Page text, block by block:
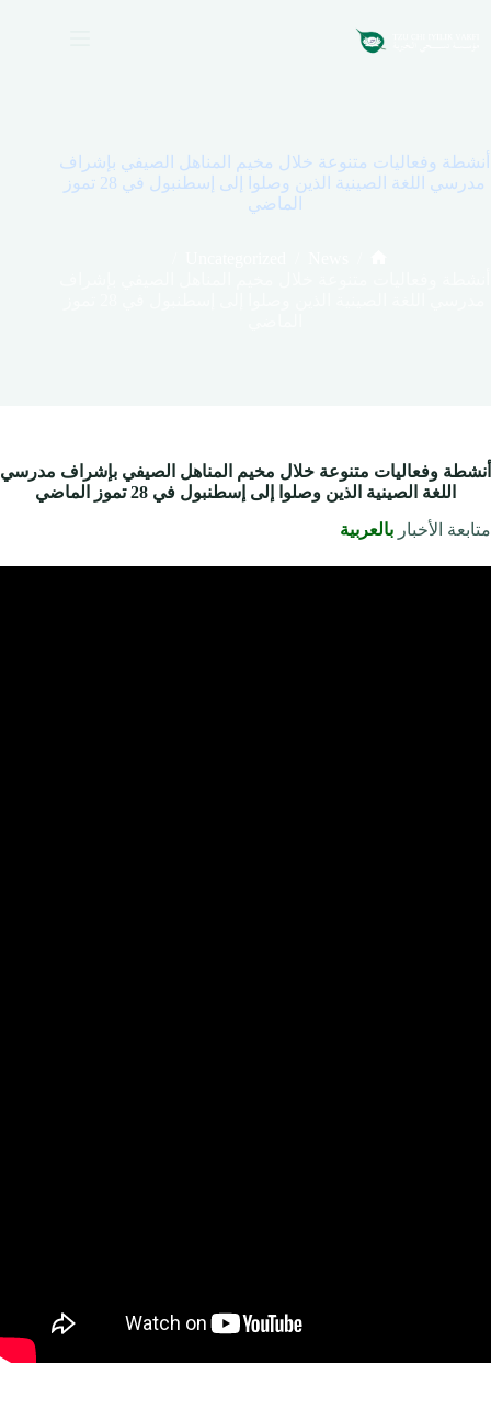
أنشطة وفعاليات متنوعة خلال مخيم المناهل الصيفي بإشراف
مدرسي اللغة الصينية الذين وصلوا إلى إسطنبول في 28 تموز
الماضي
أنشطة وفعاليات متنوعة خلال مخيم المناهل الصيفي بإشراف مدرسي
اللغة الصينية الذين وصلوا إلى إسطنبول في 28 تموز الماضي
متابعة الأخبار بالعربية